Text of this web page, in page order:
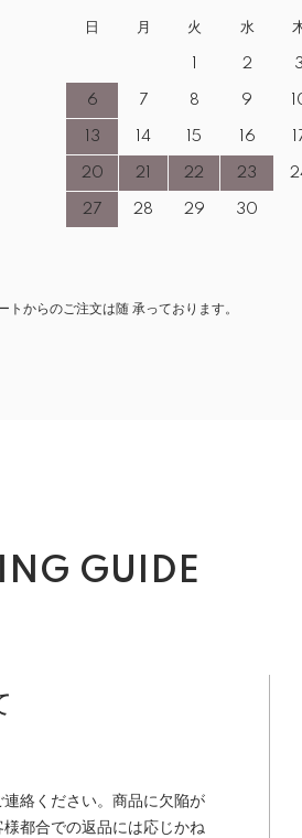
日 月 火 水
2 3
6 7 8 9
13 14 15 16
20 21 22 23
27 28 29 30
からのご注文は随 承っております。
GUIDE
絡ください。商品に欠陥が
都合での返品には応じかね